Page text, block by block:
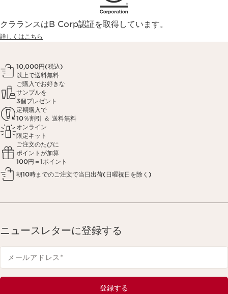
クラランスはB Corp認証を取得しています。
詳しくはこちら
10,000円(税込)
以上で送料無料
ご購入でお好きな
サンプルを
3個プレゼント
定期購入で
10％割引 ＆ 送料無料
オンライン
限定キット
ご注文のたびに
ポイントが加算
100円＝1ポイント
朝10時までのご注文で当日出荷(日曜祝日を除く)
ニュースレターに登録する
メールアドレス *
登録する